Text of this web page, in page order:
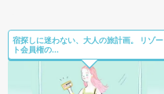
宿探しに迷わない、大人の旅計画。 リゾー
ト会員権の...